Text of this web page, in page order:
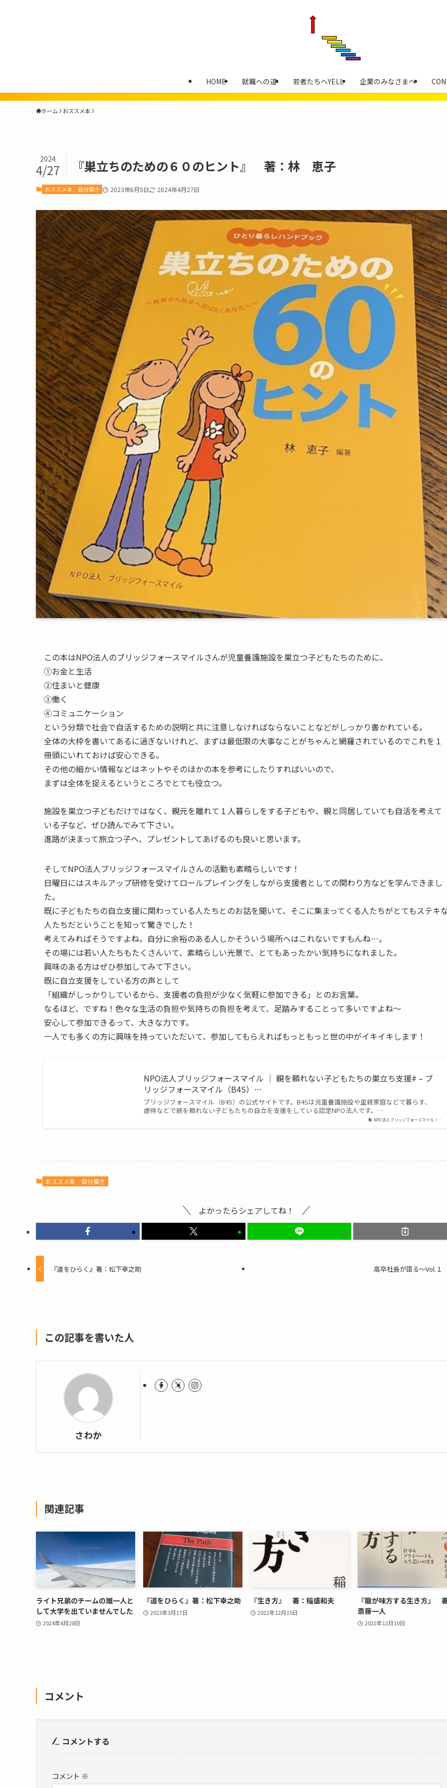
HOME 就職への道 若者たちへYELL 企業のみなさまへ
ホーム おススメ本
『巣立ちのための６０のヒント』 著：林 恵子
2024
4/27
おススメ本 自分築き 2023年6月5日 2024年4月27日
この本はNPO法人のブリッジフォースマイルさんが児童養護施設を巣立つ子どもたちのために、
①お金と生活
②住まいと健康
③働く
④コミュニケーション
という分類で社会で自活するための説明と共に注意しなければならないことなどがしっかり書かれている。
全体の大枠を書いてあるに過ぎないけれど、まずは最低限の大事なことがちゃんと網羅されているのでこれを１
冊頭にいれておけば安心できる。
その他の細かい情報などはネットやそのほかの本を参考にしたりすればいいので、
まずは全体を捉えるというところでとても役立つ。
施設を巣立つ子どもだけではなく、親元を離れて１人暮らしをする子どもや、親と同居していても自活を考えて
いる子など、ぜひ読んでみて下さい。
進路が決まって旅立つ子へ、プレゼントしてあげるのも良いと思います。
そしてNPO法人ブリッジフォースマイルさんの活動も素晴らしいです！
日曜日にはスキルアップ研修を受けてロールプレイングをしながら支援者としての関わり方などを学んできまし
た。
既に子どもたちの自立支援に関わっている人たちとのお話を聞いて、そこに集まってくる人たちがとてもステキ
人たちだということを知って驚きでした！
考えてみればそうですよね。自分に余裕のある人しかそういう場所へはこれないですもんね…。
その場には若い人たちもたくさんいて、素晴らしい光景で、とてもあったかい気持ちになれました。
興味のある方はぜひ参加してみて下さい。
既に自立支援をしている方の声として
「組織がしっかりしているから、支援者の負担が少なく気軽に参加できる」とのお言葉。
なるほど、ですね！色々な生活の負担や気持ちの負担を考えて、足踏みすることって多いですよね～
安心して参加できるって、大きな力です。
一人でも多くの方に興味を持っていただいて、参加してもらえればもっともっと世の中がイキイキします！
NPO法人ブリッジフォースマイル ｜…
NPO法人ブリッジフォースマイル ｜ 親を頼れない子どもたちの巣立ち支援# – ブ
リッジフォースマイル（B4S）…
ブリッジフォースマイル（B4S）の公式サイトです。B4Sは児童養護施設や里親家庭などで暮らす、
虐待などで親を頼れない子どもたちの自立を支援をしている認定NPO法人です。…
おススメ本 自分築き
よかったらシェアしてね！
『道をひらく』著：松下幸之助 高卒社長が語る～Vol.１
この記事を書いた人
さわか
関連記事
ライト兄弟のチームの誰一人と
して大学を出ていませんでした
2024年4月28日
『道をひらく』著：松下幸之助
2023年3月17日
『生き方』 著：稲盛和夫
2022年12月15日
『龍が味方する生き方』
斎藤一人
2022年12月10日
コメント
コメントする
コメント ※